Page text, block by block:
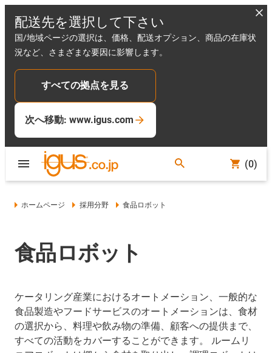
配送先を選択して下さい
国/地域ページの選択は、価格、配送オプション、商品の在庫状
況など、さまざまな要因に影響します。
すべての拠点を見る
次へ移動: www.igus.com
(0)
ホームページ 採用分野 食品ロボット
食品ロボット
ケータリング産業におけるオートメーション、一般的な
食品製造やフードサービスのオートメーションは、食材
の選択から、料理や飲み物の準備、顧客への提供まで、
すべての活動をカバーすることができます。 ルームリ